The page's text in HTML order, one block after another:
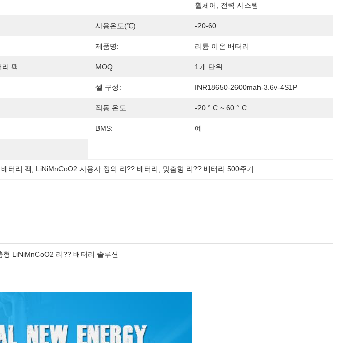
휠체어, 전력 시스템
사용온도(℃): -20-60
제품명: 리튬 이온 배터리
팩 MOQ: 1개 단위
셀 구성: INR18650-2600mah-3.6v-4S1P
작동 온도: -20 ° C ~ 60 ° C
BMS: 예
터리 팩 LiNiMnCoO2 사용자 정의 리?? 배터리 맞춤형 리?? 배터리 500주기
LiNiMnCoO2 리?? 배터리 솔루션